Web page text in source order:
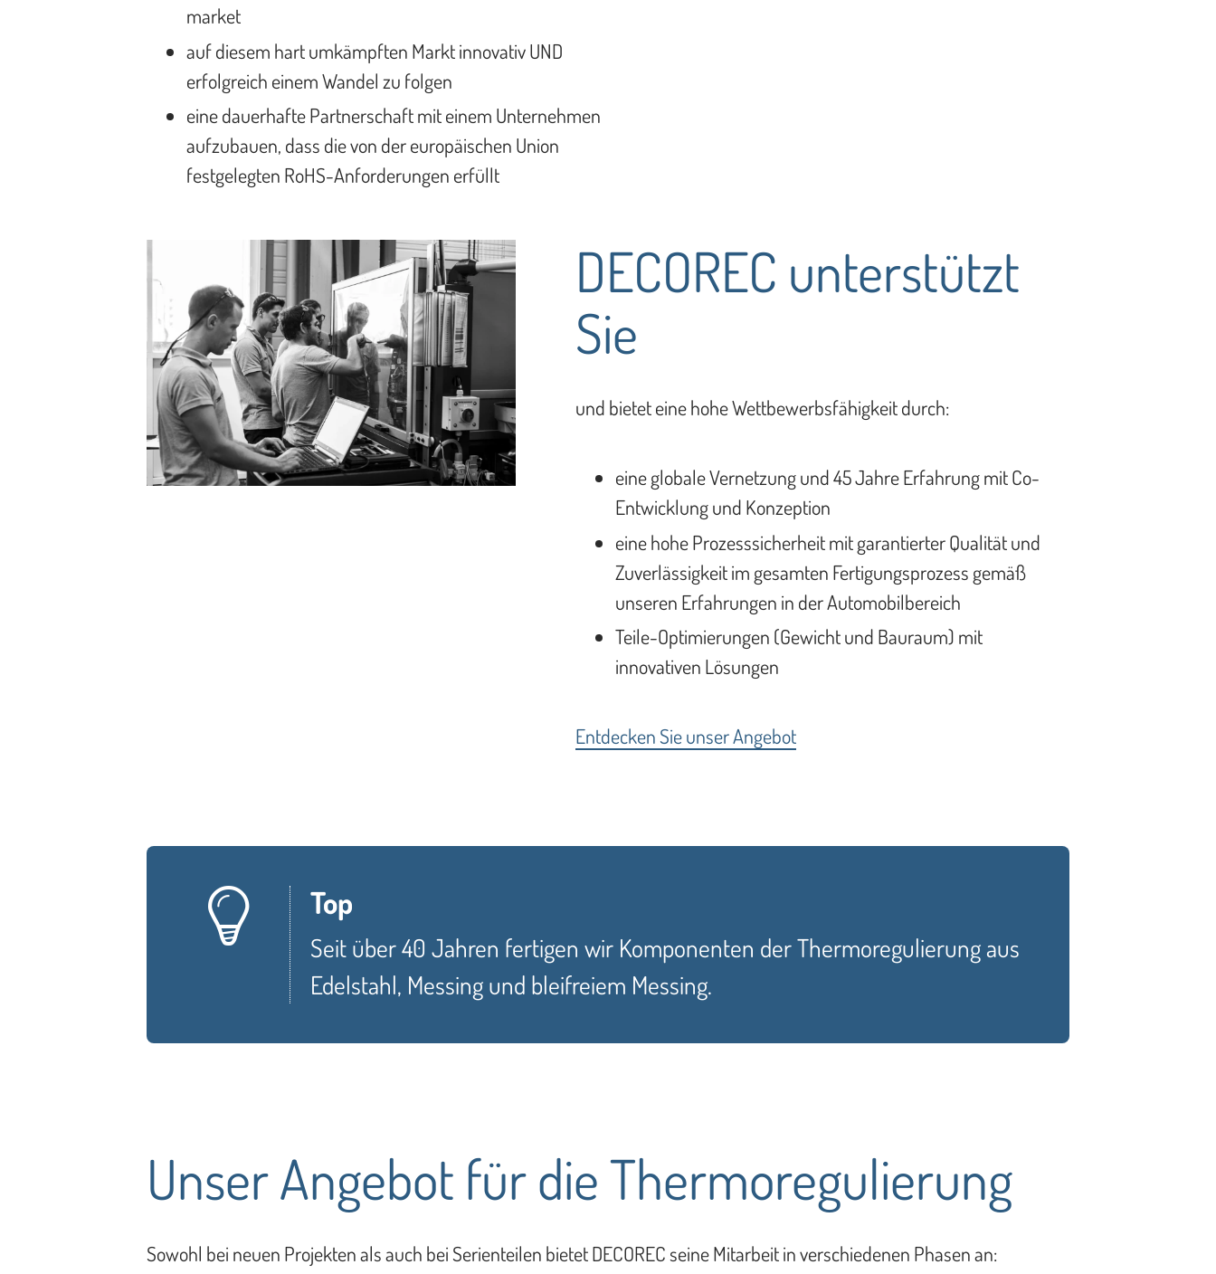
market
auf diesem hart umkämpften Markt innovativ UND
erfolgreich einem Wandel zu folgen
eine dauerhafte Partnerschaft mit einem Unternehmen
aufzubauen, dass die von der europäischen Union
festgelegten RoHS-Anforderungen erfüllt
DECOREC unterstützt
Sie
und bietet eine hohe Wettbewerbsfähigkeit durch:
eine globale Vernetzung und 45 Jahre Erfahrung mit Co-
Entwicklung und Konzeption
eine hohe Prozesssicherheit mit garantierter Qualität und
Zuverlässigkeit im gesamten Fertigungsprozess gemäß
unseren Erfahrungen in der Automobilbereich
Teile-Optimierungen (Gewicht und Bauraum) mit
innovativen Lösungen
Entdecken Sie unser Angebot
Top
Seit über 40 Jahren fertigen wir Komponenten der Thermoregulierung aus
Edelstahl, Messing und bleifreiem Messing.
Unser Angebot für die Thermoregulierung
Sowohl bei neuen Projekten als auch bei Serienteilen bietet DECOREC seine Mitarbeit in verschiedenen Phasen an: